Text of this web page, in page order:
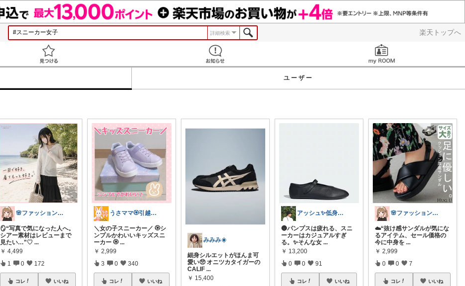
楽天トップへ
詳細検索
ユーザー
🌸ファッションハナコの可愛さラボ🌸
🪞“写真で気になった人へ。
シアー素材はレビューまで
見たい…”♡ ...
￥ 4,499
1 0 172
コレ いいね
うさママ🏵️引越ギフト&ごみ箱＆収納
＼女の子スニーカー／ 🏵️シ
ンプルかわいいキッズスニ
ーカー 🏵 ...
￥ 2,999
3 0 340
コレ いいね
みみみ☀️
細身シルエットがほんま可
愛い🥺 オニツカタイガーの
CALIF ...
￥ 15,400
アッシュ✨️低身長ファッション
🌚パンプスは疲れる、スニ
ーカーはカジュアルすぎ
る。✨️そんな女 ...
￥ 13,200
0 0 91
コレ いいね
🌸ファッションハナコの可愛さラボ🌸
☁️“抜け感サンダルが気にな
るアイテム、セール価格の
今に中身を ...
￥ 2,999
0 0 7
コレ いいね